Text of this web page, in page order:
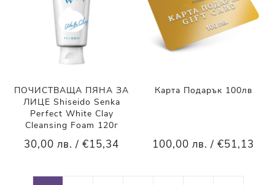
ПОЧИСТВАЩА ПЯНА ЗА
ЛИЦЕ Shiseido Senka
Perfect White Clay
Cleansing Foam 120г
30,00 лв. / €15,34
Карта Подарък 100лв
100,00 лв. / €51,13